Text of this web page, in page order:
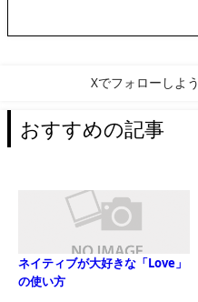
Xでフォローしよう
おすすめの記事
ネイティブが大好きな「Love」
の使い方